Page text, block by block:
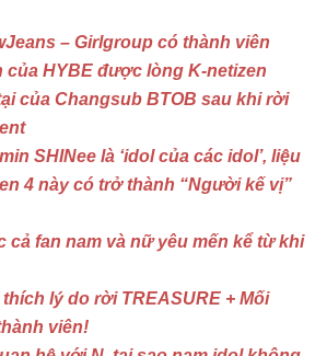
– Girlgroup có thành viên
của HYBE được lòng K-netizen
của Changsub BTOB sau khi rời
SHINee là ‘idol của các idol’, liệu
4 này có trở thành “Người kế vị”
cả fan nam và nữ yêu mến kể từ khi
lý do rời TREASURE + Mối
viên!